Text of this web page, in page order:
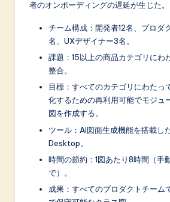
者のオンボーディングの遅延が生じた。
チーム構成：開発者12名、プロダ
名、UXデザイナー3名。
課題：15以上の商品カテゴリにわ
整合。
目標：すべてのカテゴリにわたっ
化するための再利用可能でモジュ
図を作成する。
ツール：AI図面生成機能を搭載し
Desktop。
時間の節約：1図あたり8時間（手
で）。
成果：すべてのプロダクトチーム